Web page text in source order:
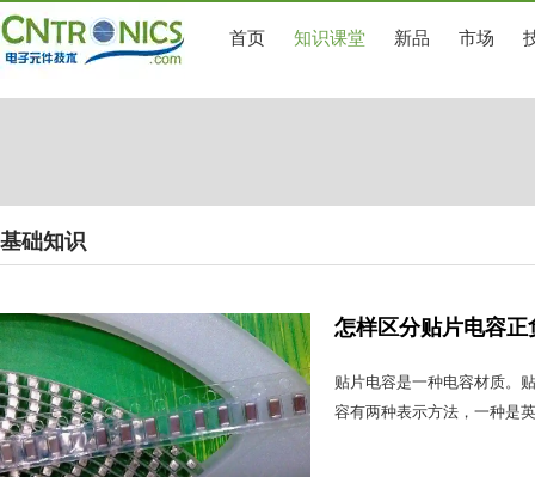
首页 知识课堂 新品 市场
基础知识
怎样区分贴片电容正
贴片电容是一种电容材质。
容有两种表示方法，一种是